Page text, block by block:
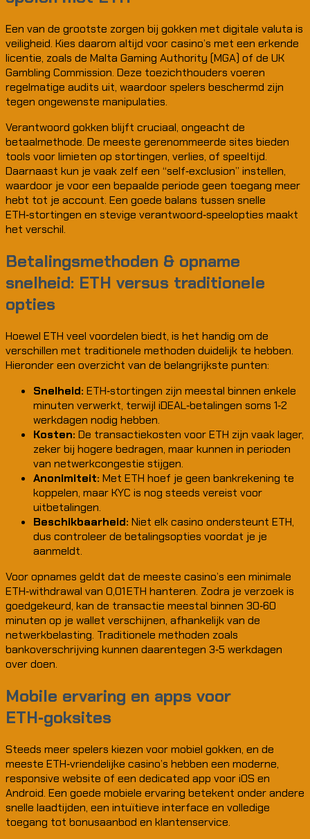
Een van de grootste zorgen bij gokken met digitale valuta is
veiligheid. Kies daarom altijd voor casino’s met een erkende
licentie, zoals de Malta Gaming Authority (MGA) of de UK
Gambling Commission. Deze toezichthouders voeren
regelmatige audits uit, waardoor spelers beschermd zijn
tegen ongewenste manipulaties.
Verantwoord gokken blijft cruciaal, ongeacht de
betaalmethode. De meeste gerenommeerde sites bieden
tools voor limieten op stortingen, verlies, of speeltijd.
Daarnaast kun je vaak zelf een “self‑exclusion” instellen,
waardoor je voor een bepaalde periode geen toegang meer
hebt tot je account. Een goede balans tussen snelle
ETH‑stortingen en stevige verantwoord‑speelopties maakt
het verschil.
Betalingsmethoden & opname
snelheid: ETH versus traditionele
opties
Hoewel ETH veel voordelen biedt, is het handig om de
verschillen met traditionele methoden duidelijk te hebben.
Hieronder een overzicht van de belangrijkste punten:
Snelheid: ETH‑stortingen zijn meestal binnen enkele
minuten verwerkt, terwijl iDEAL‑betalingen soms 1‑2
werkdagen nodig hebben.
Kosten: De transactiekosten voor ETH zijn vaak lager,
zeker bij hogere bedragen, maar kunnen in perioden
van netwerkcongestie stijgen.
Anonimiteit: Met ETH hoef je geen bankrekening te
koppelen, maar KYC is nog steeds vereist voor
uitbetalingen.
Beschikbaarheid: Niet elk casino ondersteunt ETH,
dus controleer de betalingsopties voordat je je
aanmeldt.
Voor opnames geldt dat de meeste casino’s een minimale
ETH‑withdrawal van 0,01 ETH hanteren. Zodra je verzoek is
goedgekeurd, kan de transactie meestal binnen 30‑60
minuten op je wallet verschijnen, afhankelijk van de
netwerkbelasting. Traditionele methoden zoals
bankoverschrijving kunnen daarentegen 3‑5 werkdagen
over doen.
Mobile ervaring en apps voor
ETH‑goksites
Steeds meer spelers kiezen voor mobiel gokken, en de
meeste ETH‑vriendelijke casino’s hebben een moderne,
responsive website of een dedicated app voor iOS en
Android. Een goede mobiele ervaring betekent onder andere
snelle laadtijden, een intuïtieve interface en volledige
toegang tot bonusaanbod en klantenservice.